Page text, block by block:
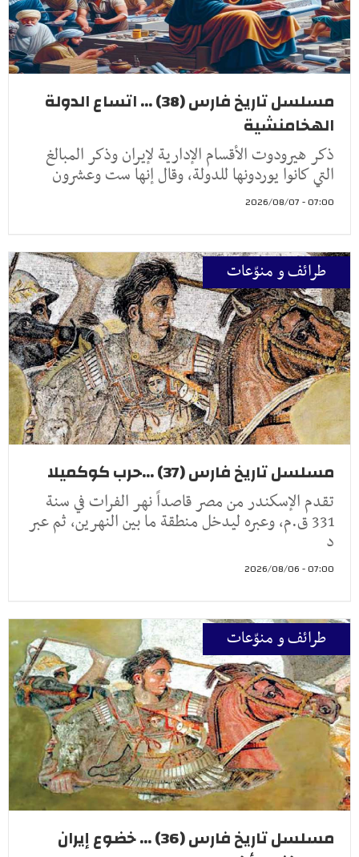
مسلسل تاريخ فارس (38) ... اتساع الدولة
الهخامنشية
ذكر هيرودوت الأقسام الإدارية لإيران وذكر المبالغ
التي كانوا يوردونها للدولة، وقال إنها ست وعشرون
07:00 - 2026/08/07
طرائف و منوّعات
مسلسل تاريخ فارس (37) ...حرب كوكميلا
تقدم الإسكندر من مصر قاصداً نهر الفرات في سنة
331 ق.م، وعبره ليدخل منطقة ما بين النهرين، ثم عبر
د
07:00 - 2026/08/06
طرائف و منوّعات
مسلسل تاريخ فارس (36) ... خضوع إيران